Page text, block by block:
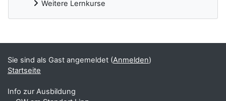
Weitere Lernkurse
Ergänzungsblöcke
Sie sind als Gast angemeldet (Anmelden)
Startseite
Info zur Ausbildung